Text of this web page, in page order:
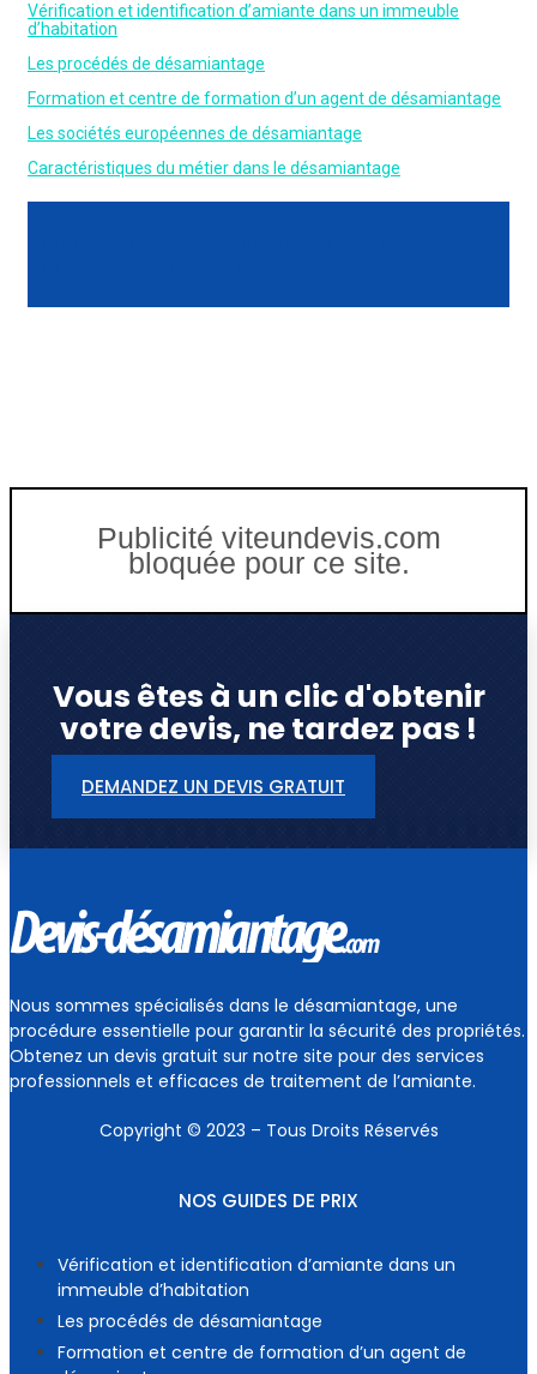
Vérification et identification d’amiante dans un immeuble
d’habitation
Les procédés de désamiantage
Formation et centre de formation d’un agent de désamiantage
Les sociétés européennes de désamiantage
Caractéristiques du métier dans le désamiantage
Publicité viteundevis.com
bloquée pour ce site.
Vous êtes à un clic d'obtenir
votre devis, ne tardez pas !
DEMANDEZ UN DEVIS GRATUIT
Nous sommes spécialisés dans le désamiantage, une
procédure essentielle pour garantir la sécurité des propriétés.
Obtenez un devis gratuit sur notre site pour des services
professionnels et efficaces de traitement de l’amiante.
Copyright © 2023 – Tous Droits Réservés
NOS GUIDES DE PRIX
Vérification et identification d’amiante dans un
immeuble d’habitation
Les procédés de désamiantage
Formation et centre de formation d’un agent de